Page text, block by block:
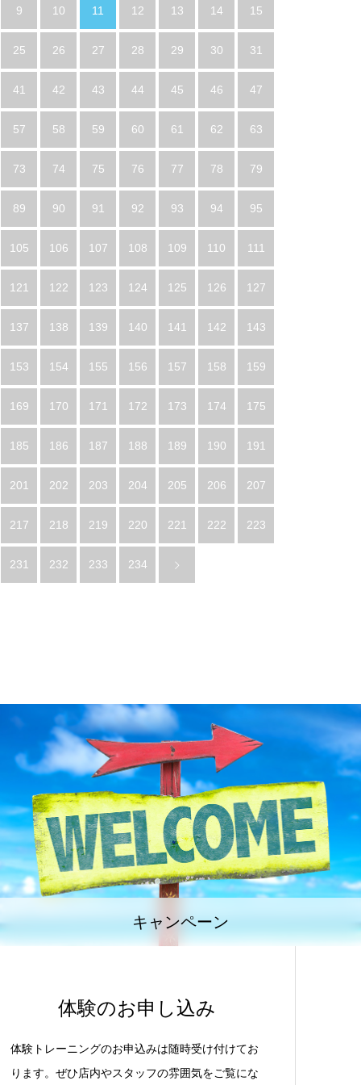
9 10 11 12 13 14 15
25 26 27 28 29 30 31
41 42 43 44 45 46 47
57 58 59 60 61 62 63
73 74 75 76 77 78 79
89 90 91 92 93 94 95
105 106 107 108 109 110 111
121 122 123 124 125 126 127
137 138 139 140 141 142 143
153 154 155 156 157 158 159
169 170 171 172 173 174 175
185 186 187 188 189 190 191
201 202 203 204 205 206 207
217 218 219 220 221 222 223
231 232 233 234
キャンペーン
体験のお申し込み
体験トレーニングのお申込みは随時受け付けてお
ります。ぜひ店内やスタッフの雰囲気をご覧にな